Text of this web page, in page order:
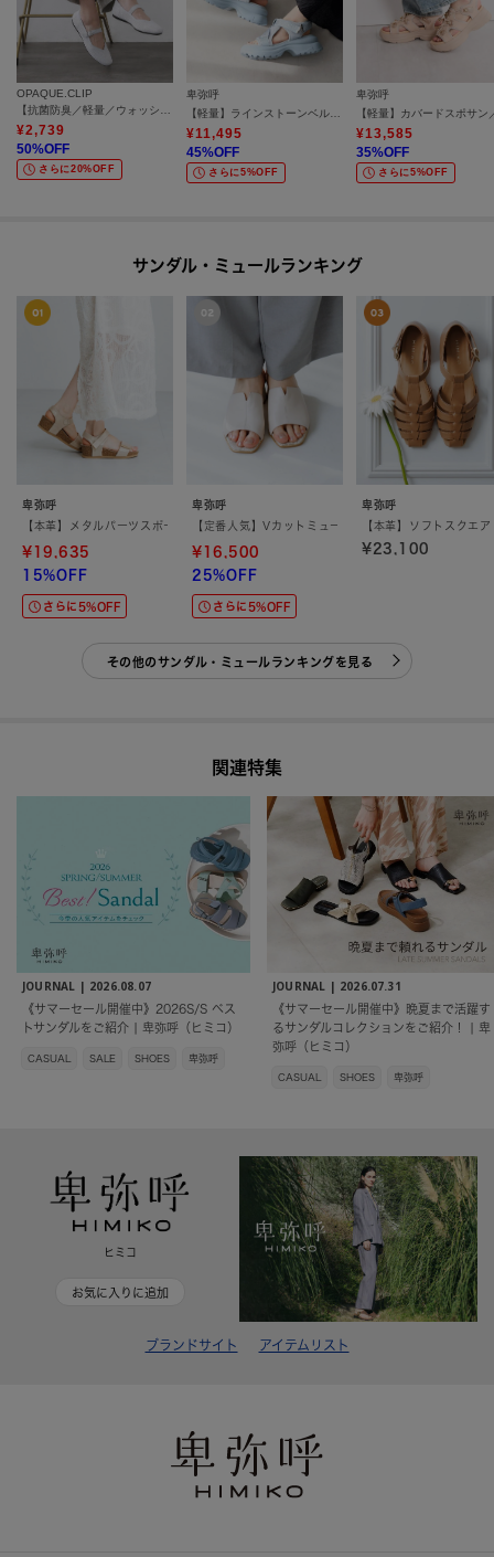
OPAQUE.CLIP
【抗菌防臭／軽量／ウォッシャブル】スクエアトゥニットメリージェーン
¥2,739
50%OFF
さらに20%OFF
卑弥呼
【軽量】ラインストーンベルトスポサン／657203
¥11,495
45%OFF
さらに5%OFF
卑弥呼
¥13,585
35%OFF
さらに5%OFF
サンダル・ミュールランキング
卑弥呼
【本革】メタルパーツスポーツサンダル／661203
¥19,635
15%OFF
さらに5%OFF
卑弥呼
【定番人気】Vカットミュールサンダル／663202
¥16,500
25%OFF
さらに5%OFF
卑弥呼
【本革】ソフトスクエ
¥23,100
その他のサンダル・ミュールランキングを見る
関連特集
JOURNAL | 2026.08.07
《サマーセール開催中》2026S/S ベス
トサンダルをご紹介 | 卑弥呼（ヒミコ）
CASUAL SALE SHOES 卑弥呼
JOURNAL | 2026.07.31
《サマーセール開催中》晩夏まで活躍す
るサンダルコレクションをご紹介！ | 卑
弥呼（ヒミコ）
CASUAL SHOES 卑弥呼
ヒミコ
お気に入りに追加
ブランドサイト アイテムリスト